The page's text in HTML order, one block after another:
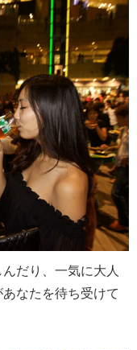
だり、一気に大人
なたを待ち受けて